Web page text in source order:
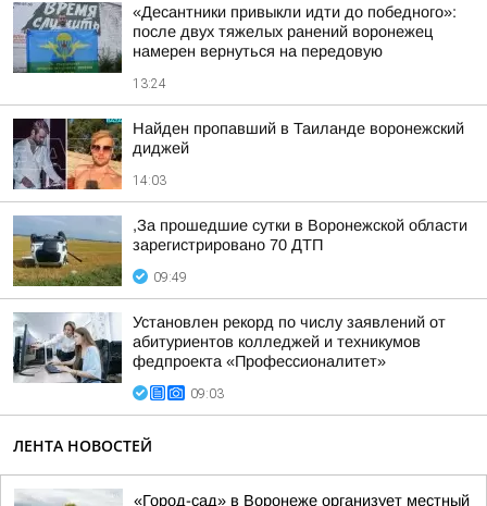
«Десантники привыкли идти до победного»:
после двух тяжелых ранений воронежец
намерен вернуться на передовую
13:24
Найден пропавший в Таиланде воронежский
диджей
14:03
,За прошедшие сутки в Воронежской области
зарегистрировано 70 ДТП
09:49
Установлен рекорд по числу заявлений от
абитуриентов колледжей и техникумов
федпроекта «Профессионалитет»
09:03
ЛЕНТА НОВОСТЕЙ
«Город-сад» в Воронеже организует местный